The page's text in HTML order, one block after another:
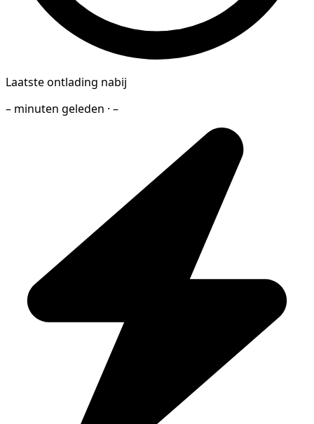
Laatste ontlading nabij
– minuten geleden · –